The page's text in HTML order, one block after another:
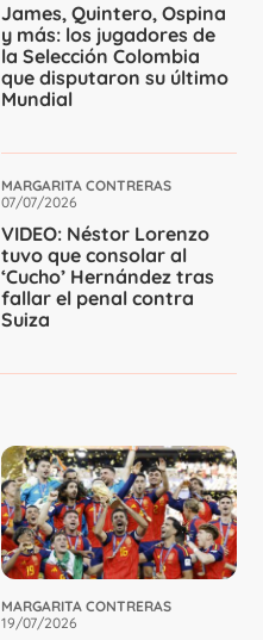
James, Quintero, Ospina
y más: los jugadores de
la Selección Colombia
que disputaron su último
Mundial
MARGARITA CONTRERAS
07/07/2026
VIDEO: Néstor Lorenzo
tuvo que consolar al
‘Cucho’ Hernández tras
fallar el penal contra
Suiza
MARGARITA CONTRERAS
19/07/2026